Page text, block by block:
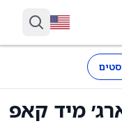
מיד קאפ